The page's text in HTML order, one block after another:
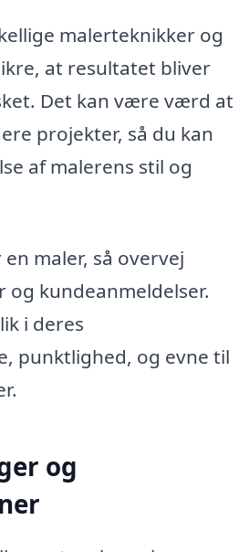
malerteknikker og
at resultatet bliver
Det kan være værd at
projekter, så du kan
af malerens stil og
maler, så overvej
og kundeanmeldelser.
i deres
punktlighed, og evne til
og